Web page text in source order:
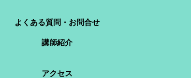
よくある質問・お問合せ
講師紹介
アクセス